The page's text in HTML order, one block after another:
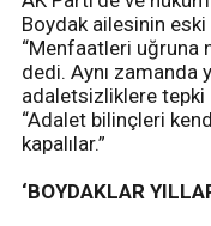
Boydak ailesinin
“Menfaatleri uğruna
dedi. Aynı zamanda
adaletsizliklere
“Adalet bilinçleri
kapalılar.”
‘BOYDAKLAR